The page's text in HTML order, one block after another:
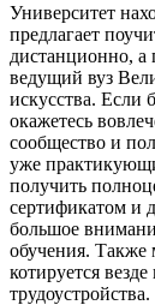
Университет
предлагает
дистанционно, а
ведущий вуз
искусства. Если
окажетесь
сообщество и
уже
получить
сертификатом и
большое
обучения. Также
котируется
трудоустройства.